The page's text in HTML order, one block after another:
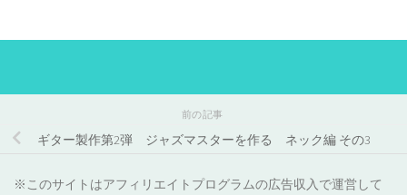
前の記事
ギター製作第2弾 ジャズマスターを作る ネック編 その3
※このサイトはアフィリエイトプログラムの広告収入で運営して